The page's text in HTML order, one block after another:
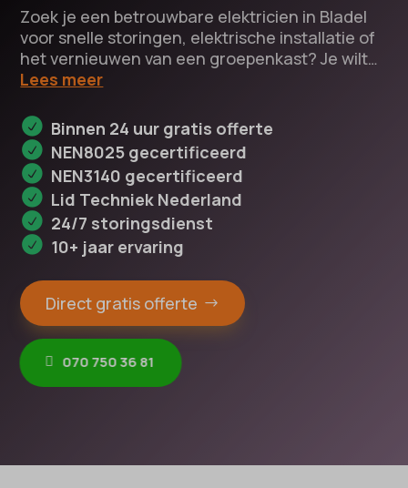
Zoek je een betrouwbare elektricien in Bladel
voor snelle storingen, elektrische installatie of
het vernieuwen van een groepenkast? Je wilt…
Lees meer
Binnen 24 uur gratis offerte
NEN8025 gecertificeerd
NEN3140 gecertificeerd
Lid Techniek Nederland
24/7 storingsdienst
10+ jaar ervaring
Direct gratis offerte
070 750 36 81